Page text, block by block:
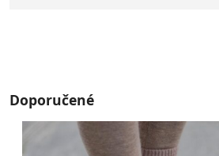
Doporučené